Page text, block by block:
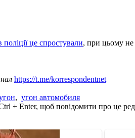
поліції це спростували, при цьому не
https://t.me/korrespondentnet
, угон автомобиля
+ Enter, щоб повідомити про це